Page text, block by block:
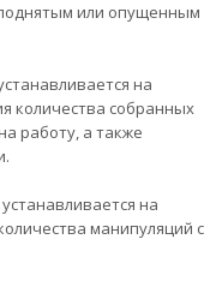
или опущенным
на
количества собранных
работу, а также
на
манипуляций с